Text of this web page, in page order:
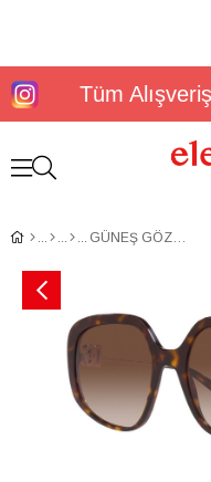
Tüm
GÜNEŞ GÖZLÜĞÜ DOLCE&GABBANA DG4421 57 502/13